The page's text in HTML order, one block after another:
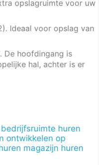
opslagruimte voor uw
Ideaal voor opslag van
De hoofdingang is
hal, achter is er
bedrijfsruimte huren
ontwikkelen op
magazijn huren